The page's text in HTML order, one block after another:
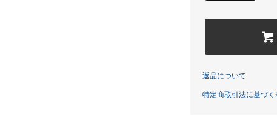
返品について
特定商取引法に基づく